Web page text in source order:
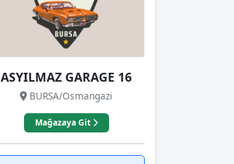
ASYILMAZ GARAGE 16
BURSA/Osmangazi
Mağazaya Git